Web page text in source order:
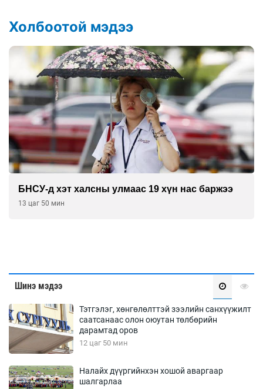
Холбоотой мэдээ
БНСУ-д хэт халсны улмаас 19 хүн нас баржээ
13 цаг 50 мин
Шинэ мэдээ
Тэтгэлэг, хөнгөлөлттэй зээлийн санхүүжилт
саатсанаас олон оюутан төлбөрийн
дарамтад оров
12 цаг 50 мин
Налайх дүүргийнхэн хошой аваргаар
шалгарлаа